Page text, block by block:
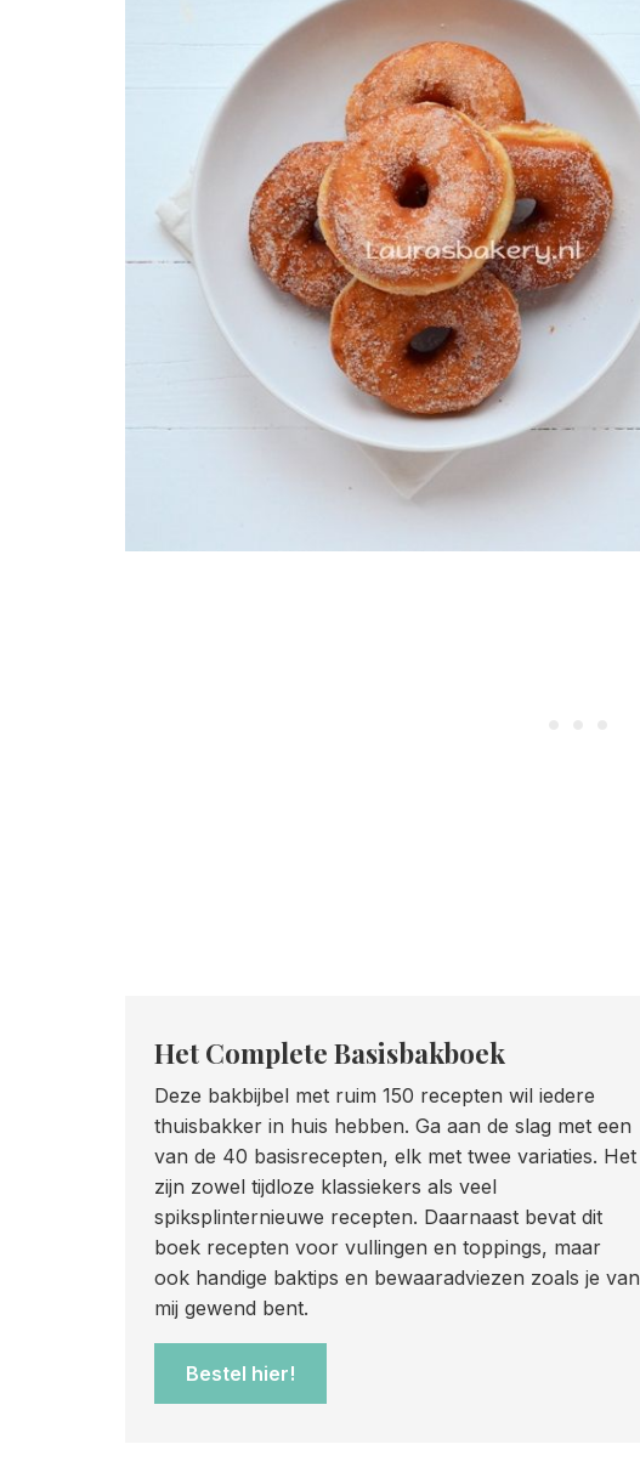
Het Complete Basisbakboek
Deze bakbijbel met ruim 150 recepten wil iedere
thuisbakker in huis hebben. Ga aan de slag met een
van de 40 basisrecepten, elk met twee variaties. Het
zijn zowel tijdloze klassiekers als veel
spiksplinternieuwe recepten. Daarnaast bevat dit
boek recepten voor vullingen en toppings, maar
ook handige baktips en bewaaradviezen zoals je van
mij gewend bent.
Bestel hier!